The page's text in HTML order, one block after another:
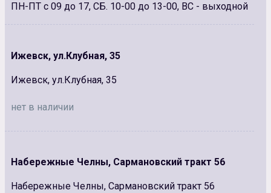
ПН-ПТ с 09 до 17, СБ. 10-00 до 13-00, ВС - выходной
Ижевск, ул.Клубная, 35
Ижевск, ул.Клубная, 35
нет в наличии
Набережные Челны, Сармановский тракт 56
Набережные Челны, Сармановский тракт 56